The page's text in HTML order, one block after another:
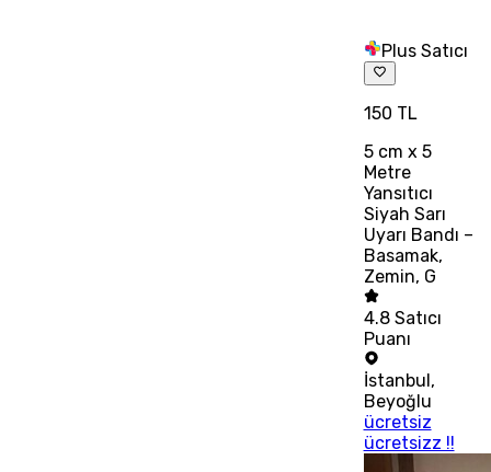
Plus Satıcı
150 TL
5 cm x 5
Metre
Yansıtıcı
Siyah Sarı
Uyarı Bandı –
Basamak,
Zemin, G
4.8 Satıcı
Puanı
İstanbul,
Beyoğlu
ücretsiz
ücretsizz !!